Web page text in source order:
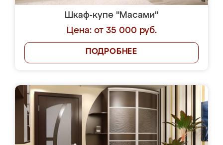
Шкаф-купе "Масами"
Цена: от 35 000 руб.
ПОДРОБНЕЕ